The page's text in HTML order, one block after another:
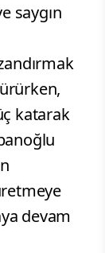
saygın
katarak
devam